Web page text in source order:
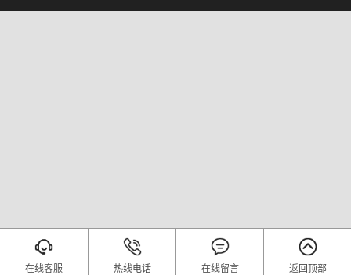
在线客服 热线电话 在线留言 返回顶部